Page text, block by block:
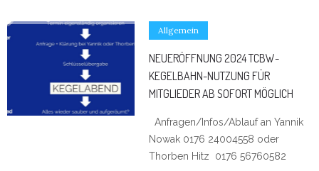
Allgemein
NEUERÖFFNUNG 2024 TCBW-
KEGELBAHN-NUTZUNG FÜR
MITGLIEDER AB SOFORT MÖGLICH
Anfragen/Infos/Ablauf an Yannik
Nowak 0176 24004558 oder
Thorben Hitz 0176 56760582